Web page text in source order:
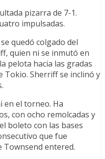
pizarra de 7-1.
impulsadas.
quedó colgado del
quien ni se inmutó en
pelota hacia las gradas
Tokio. Sherriff se inclinó y
en el torneo. Ha
con ocho remolcadas y
boleto con las bases
que fue
Townsend entered.